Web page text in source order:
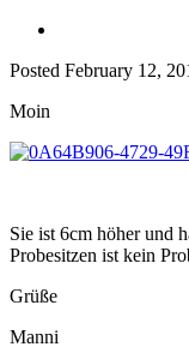
Posted February 12,
Moin
Sie ist 6cm höher und
Probesitzen ist kein
Grüße
Manni